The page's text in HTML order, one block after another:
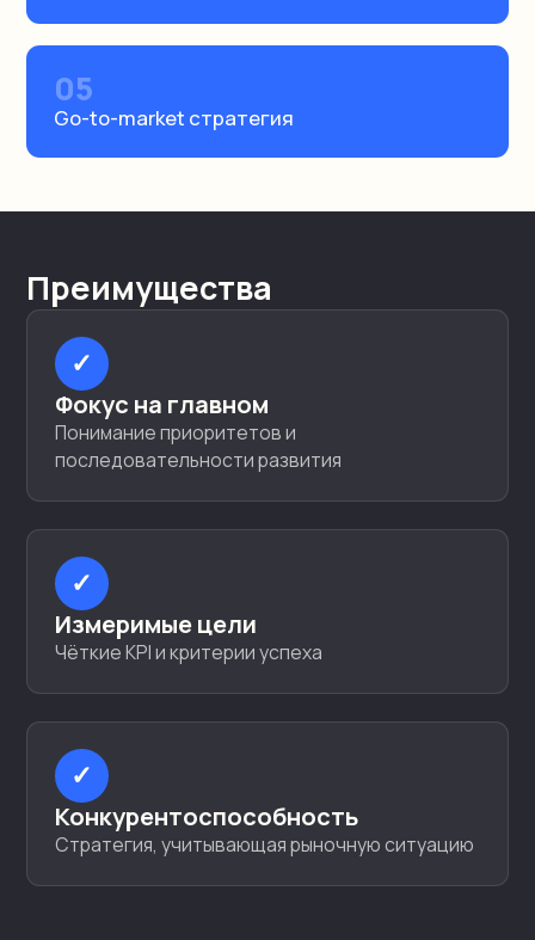
05
Go-to-market стратегия
Преимущества
✓
Фокус на главном
Понимание приоритетов и
последовательности развития
✓
Измеримые цели
Чёткие KPI и критерии успеха
✓
Конкурентоспособность
Стратегия, учитывающая рыночную ситуацию